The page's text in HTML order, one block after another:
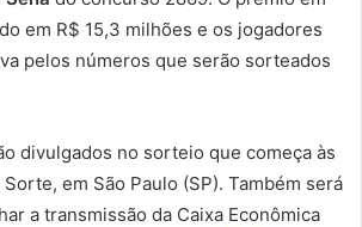
em R$ 15,3 milhões e os jogadores
pelos números que serão sorteados
divulgados no sorteio que começa às
em São Paulo (SP). Também será
a transmissão da Caixa Econômica